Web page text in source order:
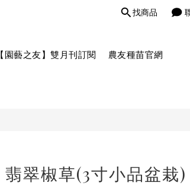
找商品
【園藝之友】雙月刊訂閱 農友種苗官網
翡翠椒草(3寸小品盆栽)